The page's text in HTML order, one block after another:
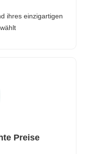
ihres einzigartigen
Preise